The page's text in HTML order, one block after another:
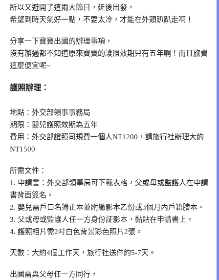
所以又避開了這兩大節日，延後出發，
希望到時天氣好一點，不要太冷，才能在外頭趴趴走啊！
分享一下寶寶出國的辦理事項，
沒有辦過都不知道原來寶寶的護照效期只有五年啊！而且旅費
這麼便宜呢~
護照辦理：
地點：外交部領事事務局
期限：嬰兒護照效期為五年
費用：外交部證照司規費一個人NT1200，請旅行社辦理大約
NT1500
所需文件：
1. 申請書：外交部領事局可下載表格，父或母或監護人在申請
書背面簽名。
2. 嬰兒需戶口名簿正本並附繳影本乙份或3個月內戶籍謄本。
3. 父或母或監護人任一方身份証影本，黏貼在申請書上。
4. 護照相片需2吋白色背景彩色照片2張。
天數：大約4個工作天，旅行社送件約5-7天。
出國需與父母任一方同行，